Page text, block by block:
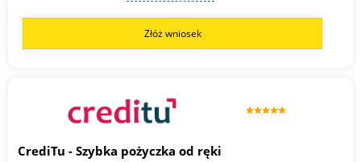
Złóż wniosek
CrediTu - Szybka pożyczka od ręki